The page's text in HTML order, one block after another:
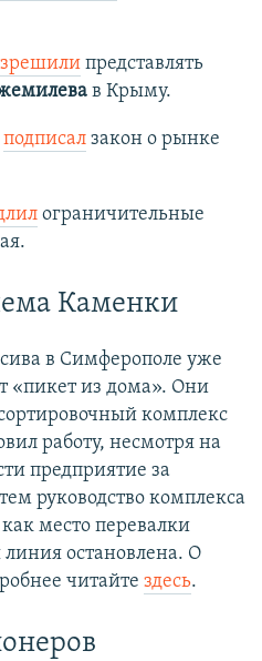
представлять
в Крыму.
подписалзакон о рынке
ограничительные
Каменки
в Симферополе уже
«пикет из дома». Они
комплекс
работу, несмотря на
предприятие за
руководство комплекса
как место перевалки
линия остановлена. О
читайте здесь.